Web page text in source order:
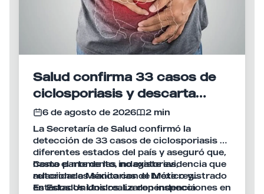
Salud confirma 33 casos de
ciclosporiasis y descarta
vínculo con brote en Estados
Unidos
6 de agosto de 2026
2 min
La Secretaría de Salud confirmó la
detección de 33 casos de ciclosporiasis en
diferentes estados del país y aseguró que,
hasta el momento, no existe evidencia que
relacione a México con el brote registrado
en Estados Unidos. La dependencia
Como parte de las indagatorias,
autoridades sanitarias de México y
Estados Unidos realizaron inspecciones en